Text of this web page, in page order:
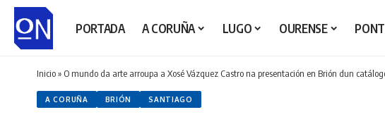
PORTADA A CORUÑA LUGO OURENSE
Inicio» O mundo da arte arroupa a Xosé Vázquez Castro na presentación en Brión dun
A CORUÑA BRIÓN SANTIAGO